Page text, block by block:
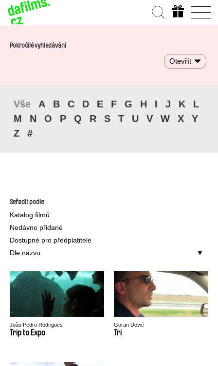
Pokročilé vyhledávání
Otevřít
Vše A B C D E F G H I J K
L
M
N O P Q R S T U V W X
Y
Z
#
Seřadit podle
Katalog filmů
Nedávno přidané
Dostupné pro předplatitele
Dle názvu
João Pedro Rodrigues
Trip to Expo
Goran Dević
Tri